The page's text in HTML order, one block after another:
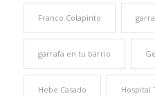
Franco Colapinto
garrafa en tu barrio
Hebe Casado Hospital